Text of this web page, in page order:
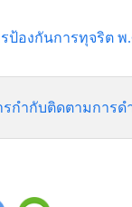
ป้องกันการทุจริต พ.
รกำกับติดตามการด